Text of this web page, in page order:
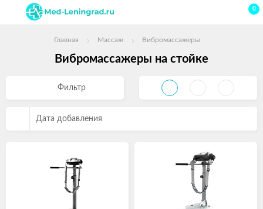
0
Главная Массаж Вибромассажеры
Вибромассажеры на стойке
Фильтр
Дата добавления